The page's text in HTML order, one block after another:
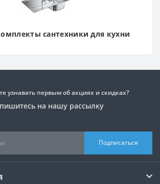
сантехники для кухни
узнавать первым об акциях и скидках?
на нашу рассылку
Подписаться